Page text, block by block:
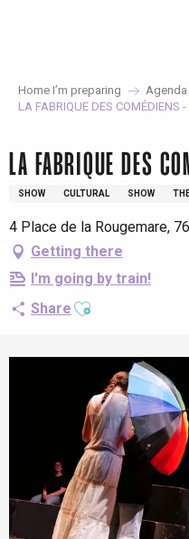
Home I’m preparing Agenda
LA FABRIQUE DES COMÉDIENS -
LA FABRIQUE DES
SHOW CULTURAL SHOW
4 Place de la Rougemare,
Getting there
I'm going by train!
Share Ajouter aux favoris